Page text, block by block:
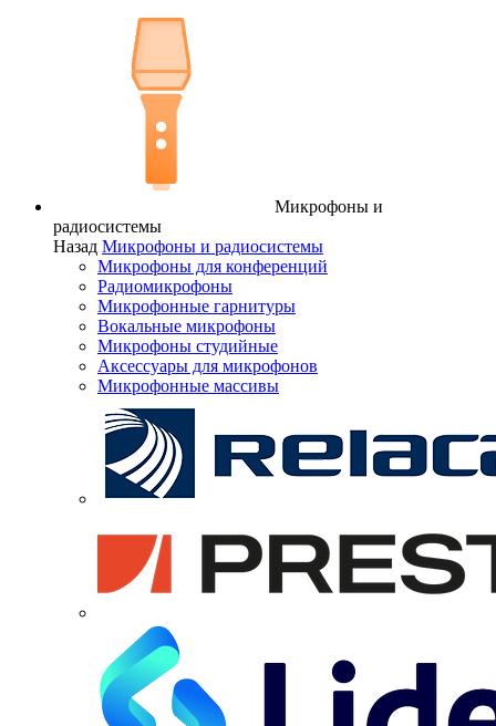
Микрофоны и
радиосистемы
Назад Микрофоны и радиосистемы
Микрофоны для конференций
Радиомикрофоны
Микрофонные гарнитуры
Вокальные микрофоны
Микрофоны студийные
Аксессуары для микрофонов
Микрофонные массивы